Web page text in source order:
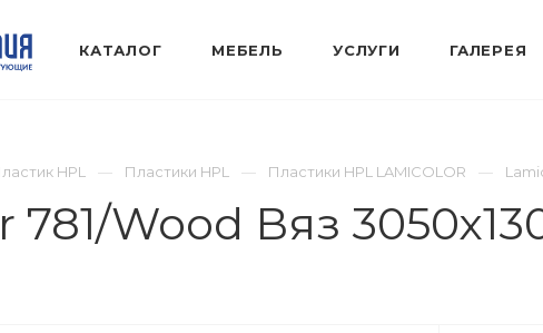
КАТАЛОГ МЕБЕЛЬ УСЛУГИ ГАЛЕРЕЯ
HPL Пластики HPL Пластики HPL LAMICOLOR
781/Wood Вяз